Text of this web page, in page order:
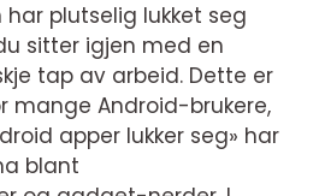
plutselig lukket seg
sitter igjen med en
tap av arbeid. Dette er
mange Android-brukere,
apper lukker seg» har
blant